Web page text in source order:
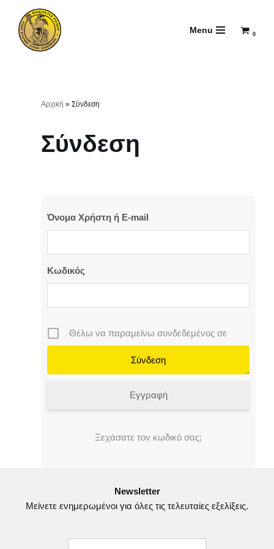
Μεταπηδήστε
Menu 0
Αρχική » Σύνδεση
Σύνδεση
Όνομα Χρήστη ή E-mail
Κωδικός
Θέλω να παραμείνω συνδεδεμένος σε
Εγγραφή
Ξεχάσατε τον κωδικό σας;
Newsletter
Μείνετε ενημερωμένοι για όλες τις τελευταίες εξελίξεις.